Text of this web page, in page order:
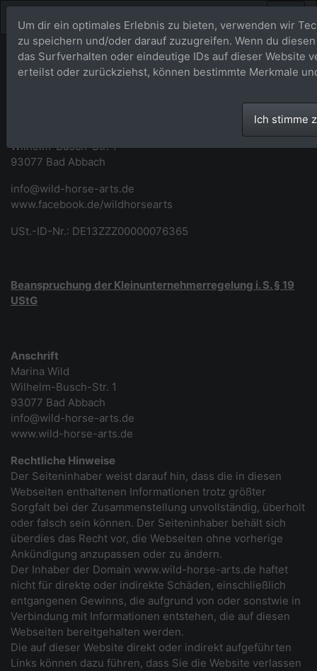
Impressum
Wilhelm-Busch-Str. 1
93077 Bad Abbach
info@wild-horse-arts.de
www.facebook.de/wildhorsearts
USt.-ID-Nr.: DE13ZZZ00000076365
Beanspruchung der Kleinunternehmerregelung i. S. § 19
UStG
Anschrift
Marina Wild
Wilhelm-Busch-Str. 1
93077 Bad Abbach
info@wild-horse-arts.de
www.wild-horse-arts.de
Rechtliche Hinweise
Der Seiteninhaber weist darauf hin, dass die in diesen
Webseiten enthaltenen Informationen trotz größter
Sorgfalt bei der Zusammenstellung unvollständig, überholt
oder falsch sein können. Der Seiteninhaber behält sich
überdies das Recht vor, die Webseiten ohne vorherige
Ankündigung anzupassen oder zu ändern.
Der Inhaber der Domain www.wild-horse-arts.de haftet
nicht für direkte oder indirekte Schäden, einschließlich
entgangenen Gewinns, die aufgrund von oder sonstwie in
Verbindung mit Informationen entstehen, die auf diesen
Webseiten bereitgehalten werden.
Die auf dieser Website direkt oder indirekt aufgeführten
Links können dazu führen, dass Sie die Website verlassen
Um dir ein optimales Erlebnis zu bieten, verwenden wir
zu speichern und/oder darauf zuzugreifen. Wenn du
das Surfverhalten oder eindeutige IDs auf dieser Website
erteilst oder zurückziehst, können bestimmte Merkmale
Ich stimme